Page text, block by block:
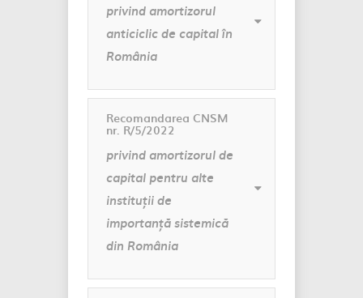
privind amortizorul
anticiclic de capital în
România
Recomandarea CNSM
nr. R/5/2022
privind amortizorul de
capital pentru alte
instituții de
importanță sistemică
din România